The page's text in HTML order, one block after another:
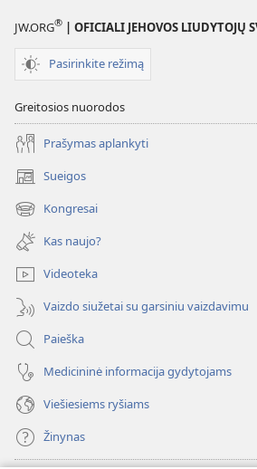
JW.ORG® | OFICIALI JEHOVOS LIUDYTOJŲ
Pasirinkite režimą
Greitosios nuorodos
Prašymas aplankyti
Sueigos
(atsiveria
naujas
langas)
Kongresai
(atsiveria
naujas
langas)
Kas naujo?
Videoteka
Vaizdo siužetai su garsiniu vaizdavimu
Paieška
Medicininė informacija gydytojams
Viešiesiems ryšiams
Žinynas